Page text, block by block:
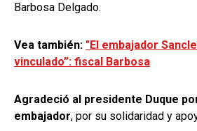
Barbosa Delgado.
Vea también: "El embajador
vinculado”: fiscal Barbosa
Agradeció al presidente Duque
embajador, por su solidaridad y